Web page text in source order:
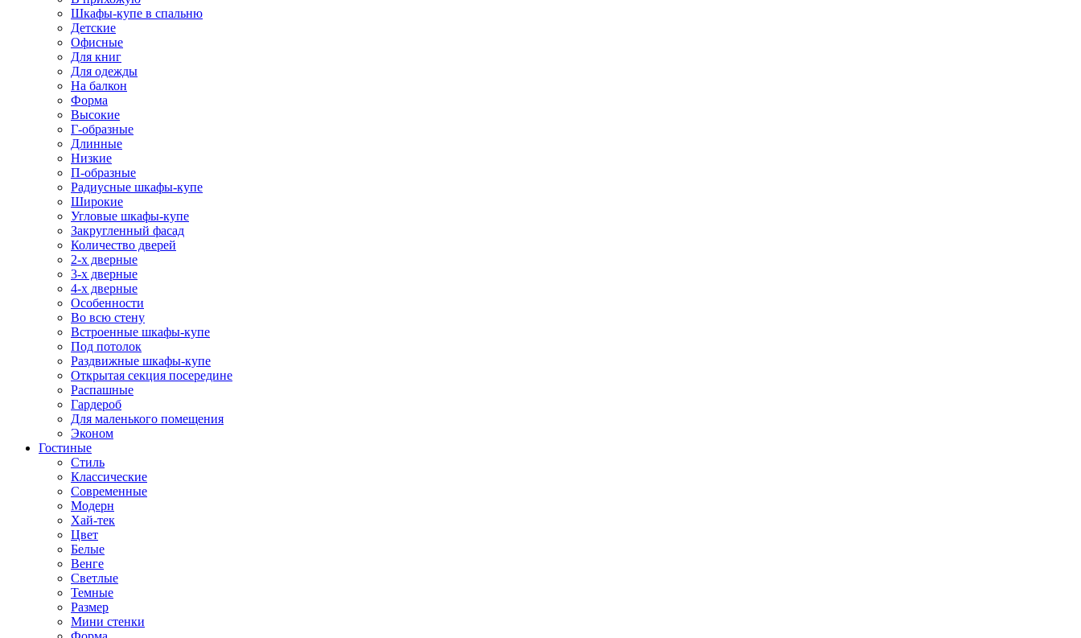
Шкафы-купе в спальню
Детские
Офисные
Для книг
Для одежды
На балкон
Форма
Высокие
Г-образные
Длинные
Низкие
П-образные
Радиусные шкафы-купе
Широкие
Угловые шкафы-купе
Закругленный фасад
Количество дверей
2-х дверные
3-х дверные
4-х дверные
Особенности
Во всю стену
Встроенные шкафы-купе
Под потолок
Раздвижные шкафы-купе
Открытая секция посередине
Распашные
Гардероб
Для маленького помещения
Эконом
Гостиные
Стиль
Классические
Современные
Модерн
Хай-тек
Цвет
Белые
Венге
Светлые
Темные
Размер
Мини стенки